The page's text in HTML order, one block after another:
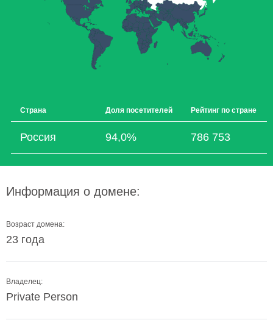
Страна Доля посетителей Рейтинг по стране
Россия 94,0% 786 753
Информация о домене:
Возраст домена:
23 года
Владелец:
Private Person